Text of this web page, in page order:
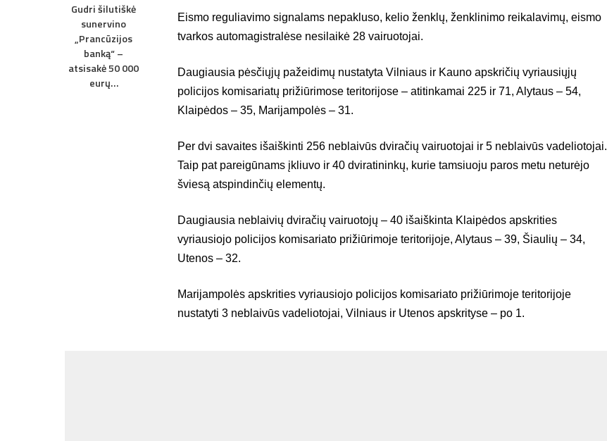
Gudri šilutiškė
sunervino
„Prancūzijos
banką“ –
atsisakė 50 000
eurų…
Eismo reguliavimo signalams nepakluso, kelio ženklų, ženklinimo reikalavimų, eismo
tvarkos automagistralėse nesilaikė 28 vairuotojai.
Daugiausia pėsčiųjų pažeidimų nustatyta Vilniaus ir Kauno apskričių vyriausiųjų
policijos komisariatų prižiūrimose teritorijose – atitinkamai 225 ir 71, Alytaus – 54,
Klaipėdos – 35, Marijampolės – 31.
Per dvi savaites išaiškinti 256 neblaivūs dviračių vairuotojai ir 5 neblaivūs vadeliotojai.
Taip pat pareigūnams įkliuvo ir 40 dviratininkų, kurie tamsiuoju paros metu neturėjo
šviesą atspindinčių elementų.
Daugiausia neblaivių dviračių vairuotojų – 40 išaiškinta Klaipėdos apskrities
vyriausiojo policijos komisariato prižiūrimoje teritorijoje, Alytaus – 39, Šiaulių – 34,
Utenos – 32.
Marijampolės apskrities vyriausiojo policijos komisariato prižiūrimoje teritorijoje
nustatyti 3 neblaivūs vadeliotojai, Vilniaus ir Utenos apskrityse – po 1.